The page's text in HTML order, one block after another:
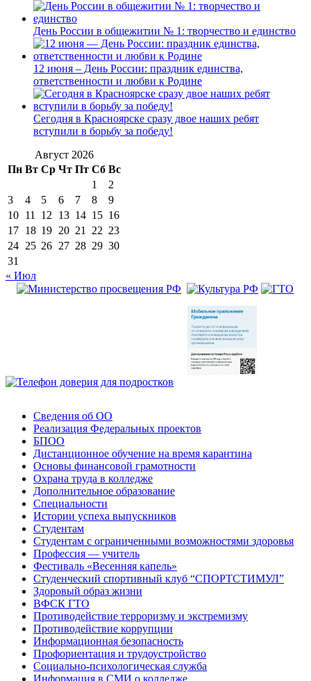
День России в общежитии № 1: творчество и единство
12 июня – День России: праздник единства,
ответственности и любви к Родине
Сегодня в Красноярске сразу двое наших ребят
вступили в борьбу за победу!
Август 2026
Пн Вт Ср Чт Пт Сб Вс
1
2
3
4 5 6 7 8
9
10 11 12 13 14 15 16
17 18 19 20 21 22 23
24 25 26 27 28 29 30
31
« Июл
Сведения об ОО
Реализация Федеральных проектов
БПОО
Дистанционное обучение на время карантина
Основы финансовой грамотности
Охрана труда в колледже
Дополнительное образование
Специальности
Истории успеха выпускников
Студентам
Студентам с ограниченными возможностями здоровья
Профессия — учитель
Фестиваль «Весенняя капель»
Студенческий спортивный клуб “СПОРТСТИМУЛ”
Здоровый образ жизни
ВФСК ГТО
Противодействие терроризму и экстремизму
Противодействие коррупции
Информационная безопасность
Профориентация и трудоустройство
Социально-психологическая служба
Информация в СМИ о колледже